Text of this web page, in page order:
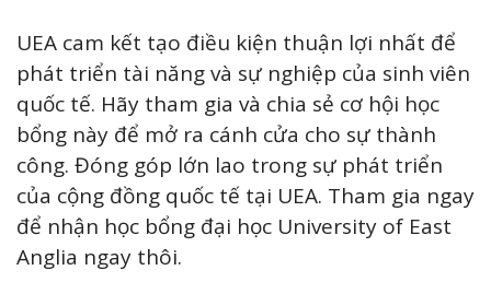
UEA cam kết tạo điều kiện thuận lợi nhất để
phát triển tài năng và sự nghiệp của sinh viên
quốc tế. Hãy tham gia và chia sẻ cơ hội học
bổng này để mở ra cánh cửa cho sự thành
công. Đóng góp lớn lao trong sự phát triển
của cộng đồng quốc tế tại UEA. Tham gia ngay
để nhận học bổng đại học University of East
Anglia ngay thôi.